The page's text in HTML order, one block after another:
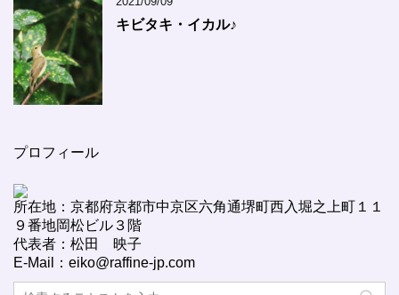
キビタキ・イカル♪
プロフィール
所在地：京都府京都市中京区六角通堺町西入堀之上町１１
９番地岡松ビル３階
代表者：松田 映子
E-Mail：eiko@raffine-jp.com